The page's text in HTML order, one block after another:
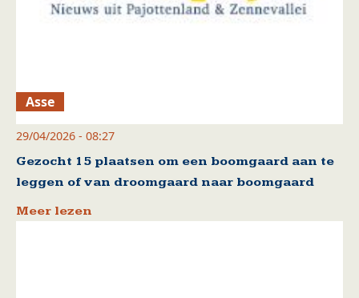
Asse
29/04/2026 - 08:27
Gezocht 15 plaatsen om een boomgaard aan te
leggen of van droomgaard naar boomgaard
Meer lezen